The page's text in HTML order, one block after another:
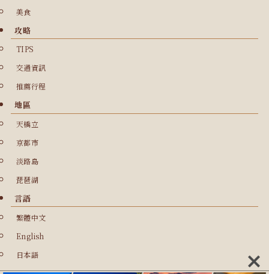
美食
攻略
TIPS
交通資訊
推薦行程
地區
天橋立
京都市
淡路島
琵琶湖
言語
繁體中文
English
日本語